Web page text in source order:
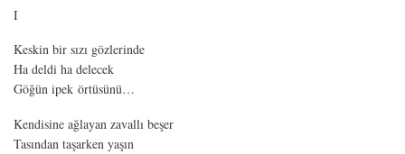
I
Keskin bir sızı gözlerinde
Ha deldi ha delecek
Göğün ipek örtüsünü…
Kendisine ağlayan zavallı beşer
Tasından taşarken yaşın